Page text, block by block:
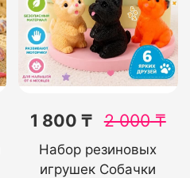
1 800 ₸ 2 000₸
Набор резиновых
игрушек Собачки